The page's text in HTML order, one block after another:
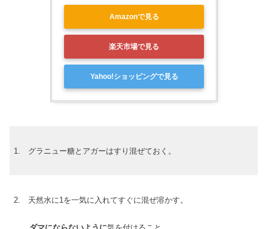
Amazonで見る
楽天市場で見る
Yahoo!ショッピングで見る
1. グラニュー糖とアガーはすり混ぜておく。
2. 天然水に1を一気に入れてすぐに混ぜ溶かす。